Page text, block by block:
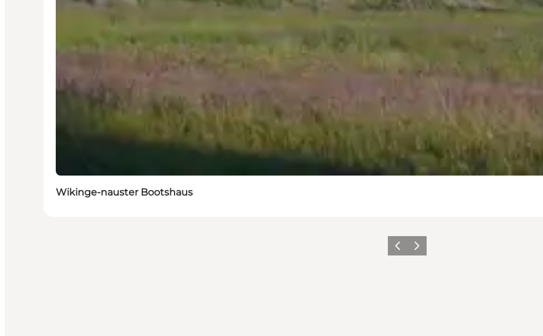
Wikinge-nauster Bootshaus
Vorherige Folie
Nächste Folie